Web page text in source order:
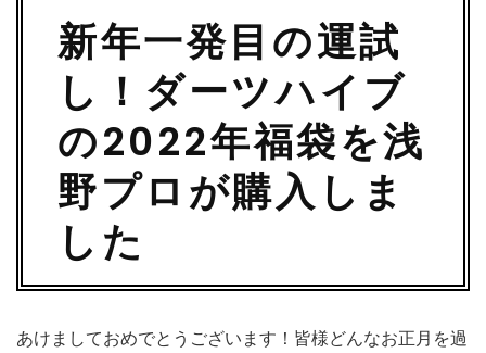
新年一発目の運試
し！ダーツハイブ
の2022年福袋を浅
野プロが購入しま
した
あけましておめでとうございます！皆様どんなお正月を過